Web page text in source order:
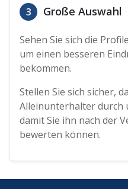
3 Große Auswahl
Sehen Sie sich die
um einen besseren
bekommen.
Stellen Sie sich sicher,
Alleinunterhalter durch
damit Sie ihn nach der
bewerten können.